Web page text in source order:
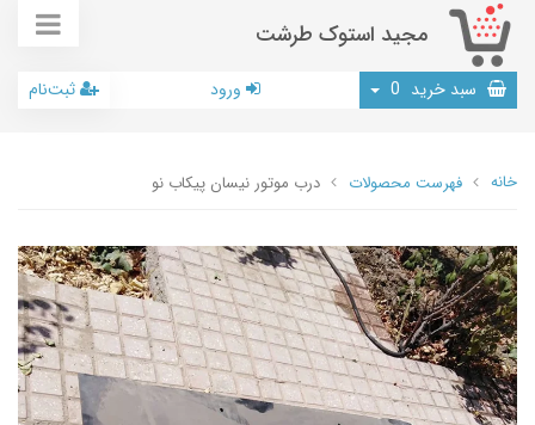
مجید استوک طرشت
سبد خرید 0 ورود ثبت‌نام
خانه فهرست محصولات درب موتور نیسان پیکاب نو